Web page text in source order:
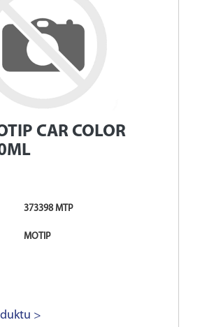
CAR COLOR
373398 MTP
MOTIP
>